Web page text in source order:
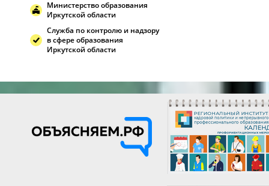
Министерство образования
Иркутской области
Служба по контролю и надзору
в сфере образования
Иркутской области